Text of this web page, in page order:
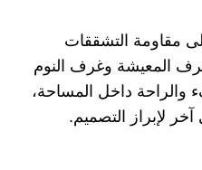
مقاومة التشققات
المعيشة وغرف النوم
والراحة داخل المساحة،
لإبراز التصميم.